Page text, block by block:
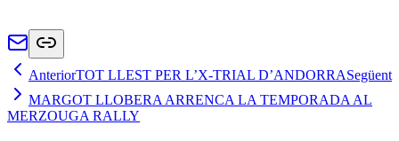
AnteriorTOT LLEST PER L’X-TRIAL D’ANDORRASegüent
MARGOT LLOBERA ARRENCA LA TEMPORADA AL
MERZOUGA RALLY